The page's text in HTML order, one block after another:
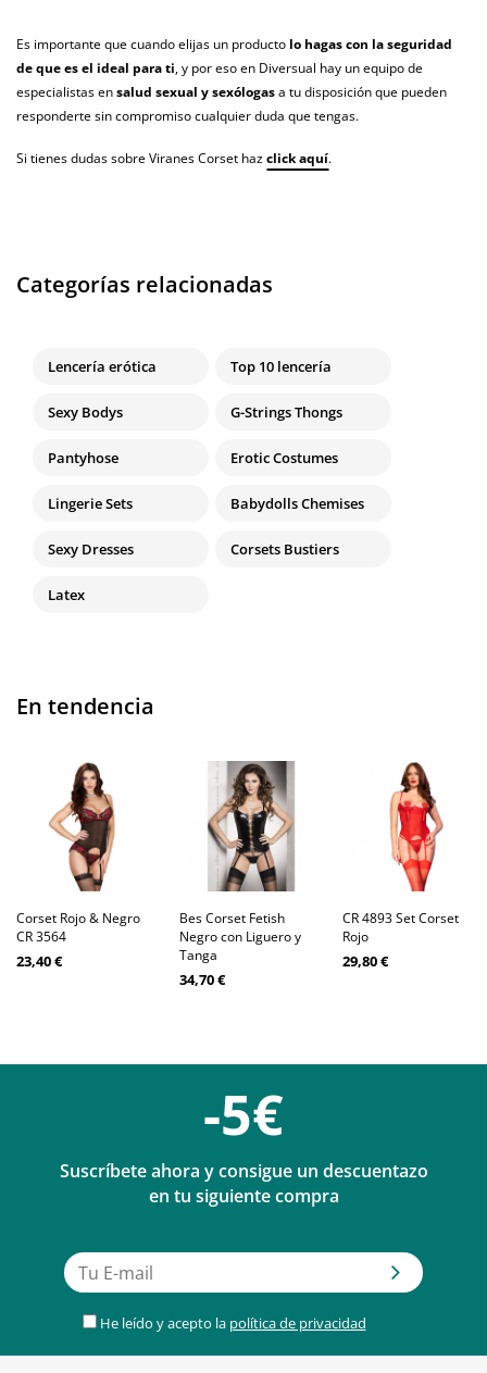
Es importante que cuando elijas un producto lo hagas con la seguridad
de que es el ideal para ti, y por eso en Diversual hay un equipo de
especialistas ensalud sexual y sexólogasa tu disposición que pueden
responderte sin compromiso cualquier duda que tengas.
Si tienes dudas sobre Viranes Corset hazclick aquí.
Categorías relacionadas
Lencería erótica Top 10 lencería
Sexy Bodys G-Strings Thongs
Pantyhose Erotic Costumes
Lingerie Sets Babydolls Chemises
Sexy Dresses Corsets Bustiers
Latex
En tendencia
Corset Rojo & Negro
CR 3564
23,40 €
Bes Corset Fetish
Negro con Liguero y
Tanga
34,70 €
CR 4893 Set Corset
Rojo
29,80 €
-5€
Suscríbete ahora y consigue un descuentazo
en tu siguiente compra
He leído y acepto la política de privacidad